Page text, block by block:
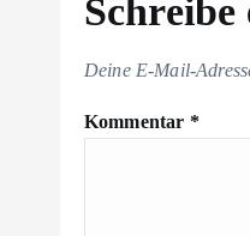
Deine E-Mail-
Kommentar *